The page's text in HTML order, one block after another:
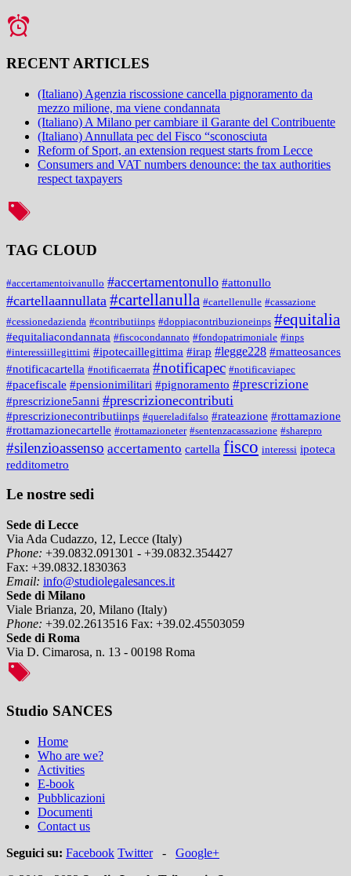
RECENT ARTICLES
(Italiano) Agenzia riscossione cancella pignoramento da
mezzo milione, ma viene condannata
(Italiano) A Milano per cambiare il Garante del Contribuente
(Italiano) Annullata pec del Fisco “sconosciuta
Reform of Sport, an extension request starts from Lecce
Consumers and VAT numbers denounce: the tax authorities
respect taxpayers
TAG CLOUD
#accertamentoivanullo #accertamentonullo #attonullo
#cartellaannullata #cartellanulla #cartellenulle #cassazione
#cessionedazienda #contributiinps #doppiacontribuzioneinps #equitalia
#equitaliacondannata #fiscocondannato #fondopatrimoniale #inps
#interessiillegittimi #ipotecaillegittima #irap #legge228 #matteosances
#notificacartella #notificaerrata #notificapec #notificaviapec
#pacefiscale #pensionimilitari #pignoramento #prescrizione
#prescrizione5anni #prescrizionecontributi
#prescrizionecontributiinps #quereladifalso #rateazione #rottamazione
#rottamazionecartelle #rottamazioneter #sentenzacassazione #sharepro
#silenzioassenso accertamento cartella fisco interessi ipoteca
redditometro
Le nostre sedi
Sede di Lecce
Via Ada Cudazzo, 12, Lecce (Italy)
Phone: +39.0832.091301 - +39.0832.354427
Fax: +39.0832.1830363
Email: info@studiolegalesances.it
Sede di Milano
Viale Brianza, 20, Milano (Italy)
Phone: +39.02.2613516 Fax: +39.02.45503059
Sede di Roma
Via D. Cimarosa, n. 13 - 00198 Roma
Studio SANCES
Home
Who are we?
Activities
E-book
Pubblicazioni
Documenti
Contact us
Seguici su: Facebook Twitter- Google+